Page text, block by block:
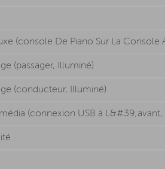
(console De Piano Sur La Console
(passager, Illuminé)
(conducteur, Illuminé)
(connexion USB à